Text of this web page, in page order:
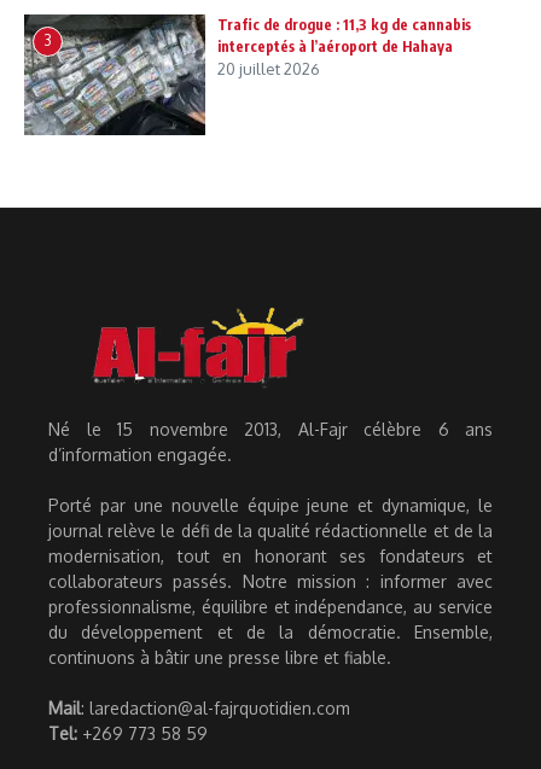
3
Trafic de drogue : 11,3 kg de cannabis
interceptés à l’aéroport de Hahaya
20 juillet 2026
Né le 15 novembre 2013, Al-Fajr célèbre 6 ans
d’information engagée.
Porté par une nouvelle équipe jeune et dynamique, le
journal relève le défi de la qualité rédactionnelle et de la
modernisation, tout en honorant ses fondateurs et
collaborateurs passés. Notre mission : informer avec
professionnalisme, équilibre et indépendance, au service
du développement et de la démocratie. Ensemble,
continuons à bâtir une presse libre et fiable.
Mail: laredaction@al-fajrquotidien.com
Tel: +269 773 58 59